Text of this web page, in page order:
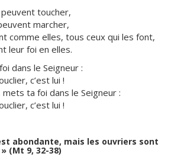
toucher,
marcher,
comme elles, tous ceux qui les font,
leur foi en elles.
dans le Seigneur :
c’est lui !
mets ta foi dans le Seigneur :
c’est lui !
abondante, mais les ouvriers sont
(Mt 9, 32-38)